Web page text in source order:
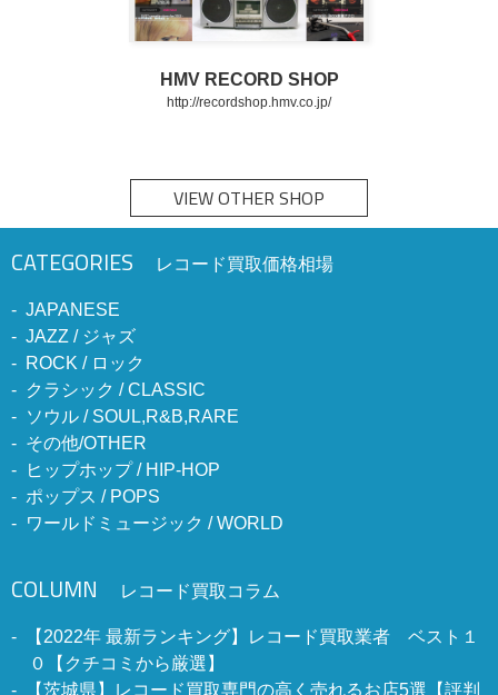
HMV RECORD SHOP
http://recordshop.hmv.co.jp/
VIEW OTHER SHOP
CATEGORIES レコード買取価格相場
JAPANESE
JAZZ / ジャズ
ROCK / ロック
クラシック / CLASSIC
ソウル / SOUL,R&B,RARE
その他/OTHER
ヒップホップ / HIP-HOP
ポップス / POPS
ワールドミュージック / WORLD
COLUMN レコード買取コラム
【2022年 最新ランキング】レコード買取業者 ベスト１
０【クチコミから厳選】
【茨城県】レコード買取専門の高く売れるお店5選【評判